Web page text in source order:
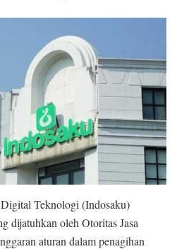
Teknologi (Indosaku)
dijatuhkan oleh Otoritas Jasa
aturan dalam penagihan